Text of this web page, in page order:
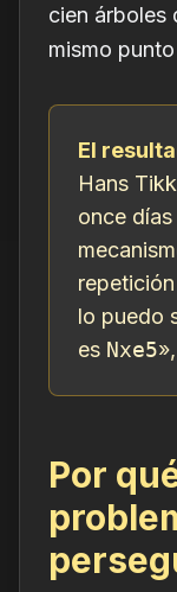
cien árboles
mismo
El
Hans
once
lo puedo
es Nxe5
Por